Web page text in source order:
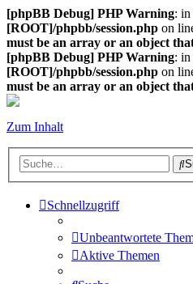
[phpBB Debug] PHP Warning:
[ROOT]/phpbb/session.php on
must be an array or an object
[phpBB Debug] PHP Warning:
[ROOT]/phpbb/session.php on
must be an array or an object
Zum Inhalt
Schnellzugriff
Unbeantwortete
Aktive Themen